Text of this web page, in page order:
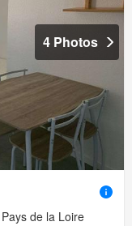
4 Photos
de la Loire